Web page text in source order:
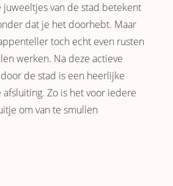
juweeltjes van de stad betekent
dat je het doorhebt. Maar
toch echt even rusten
werken. Na deze actieve
de stad is een heerlijke
Zo is het voor iedere
om van te smullen